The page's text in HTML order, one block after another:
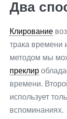
Два
Клирование
трака времени
методом мы
преклир
времени.
использует
вспоминаниях.